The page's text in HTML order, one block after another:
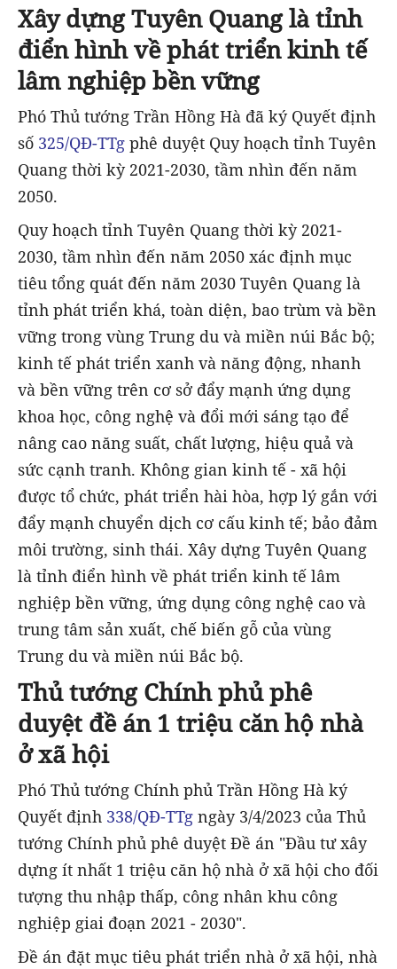
Xây dựng Tuyên Quang là tỉnh
điển hình về phát triển kinh tế
lâm nghiệp bền vững
Phó Thủ tướng Trần Hồng Hà đã ký Quyết định
số 325/QĐ-TTg phê duyệt Quy hoạch tỉnh Tuyên
Quang thời kỳ 2021-2030, tầm nhìn đến năm
2050.
Quy hoạch tỉnh Tuyên Quang thời kỳ 2021-
2030, tầm nhìn đến năm 2050 xác định mục
tiêu tổng quát đến năm 2030 Tuyên Quang là
tỉnh phát triển khá, toàn diện, bao trùm và bền
vững trong vùng Trung du và miền núi Bắc bộ;
kinh tế phát triển xanh và năng động, nhanh
và bền vững trên cơ sở đẩy mạnh ứng dụng
khoa học, công nghệ và đổi mới sáng tạo để
nâng cao năng suất, chất lượng, hiệu quả và
sức cạnh tranh. Không gian kinh tế - xã hội
được tổ chức, phát triển hài hòa, hợp lý gắn với
đẩy mạnh chuyển dịch cơ cấu kinh tế; bảo đảm
môi trường, sinh thái. Xây dựng Tuyên Quang
là tỉnh điển hình về phát triển kinh tế lâm
nghiệp bền vững, ứng dụng công nghệ cao và
trung tâm sản xuất, chế biến gỗ của vùng
Trung du và miền núi Bắc bộ.
Thủ tướng Chính phủ phê
duyệt đề án 1 triệu căn hộ nhà
ở xã hội
Phó Thủ tướng Chính phủ Trần Hồng Hà ký
Quyết định 338/QĐ-TTg ngày 3/4/2023 của Thủ
tướng Chính phủ phê duyệt Đề án "Đầu tư xây
dựng ít nhất 1 triệu căn hộ nhà ở xã hội cho đối
tượng thu nhập thấp, công nhân khu công
nghiệp giai đoạn 2021 - 2030".
Đề án đặt mục tiêu phát triển nhà ở xã hội, nhà